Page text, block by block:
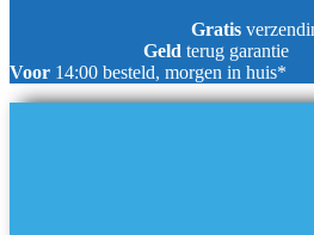
Gratis
Geld terug
Voor 14:00 besteld, morgen in huis*